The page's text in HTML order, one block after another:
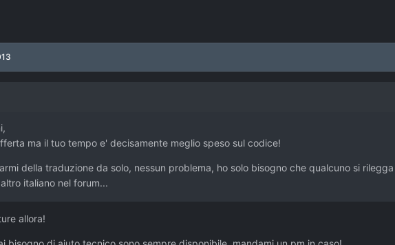
ma il tuo tempo e' decisamente meglio speso sul codice!
della traduzione da solo, nessun problema, ho solo bisogno che qualcuno si
italiano nel forum...
allora!